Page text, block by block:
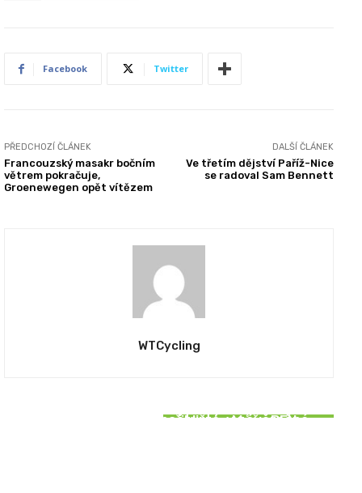
Facebook Twitter
PŘEDCHOZÍ ČLÁNEK
Francouzský masakr bočním
větrem pokračuje,
Groenewegen opět vítězem
DALŠÍ ČLÁNEK
Ve třetím dějství Paříž-Nice
se radoval Sam Bennett
WTCycling
Roglič ovládl Vueltu počtvrté, v závěrečné
PRIMOŽ ROGLIČ se přibližuje. Může BEN